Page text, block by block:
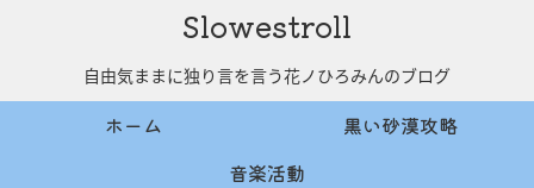
Slowestroll
自由気ままに独り言を言う花ノひろみんのブログ
ホーム
黒い砂漠攻略
音楽活動